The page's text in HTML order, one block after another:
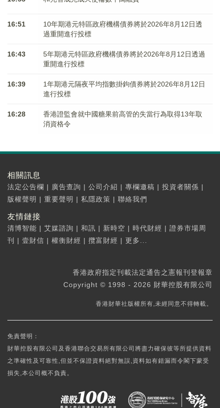
16:51
10年期港元特區政府機構債券將於2026年8月12日透
過重開進行投標
16:43
5年期港元特區政府機構債券將於2026年8月12日透過
重開進行投標
16:39
1年期港元隔夜平均指數掛鉤債券將於2026年8月12日
進行投標
16:28
香港證監會就中國糖果前高管的失當行為取得13年取
消資格令
相關訊息
法定公告欄 | 廣告查詢 | 公司介紹 | 專欄邀稿 | 投資者關係 |
版權聲明 | 重要聲明 | 私隱政策 | 聯絡我們
友情鏈接
清博智能 | 艾媒諮詢 | 和訊 | 新時空 | 時代財經 | 證券市場周
刊
| 壹財信 | 權衡財經 | 攬富財經 | 更多...
香港政府指定刊載法定通告之憲報刊登報章
Copyright © 1998 - 2026 財華控股有限公司
香港財華社版權所有,未經同意不得轉載。
免責聲明：
財華控股有限公司及香港聯合交易所有限公司將盡力確保彼等所提供資料
之準確性及可靠性,但並不保證資料絕對無誤,資料如有錯漏而令閣下蒙受
損失,本公司概不負責。